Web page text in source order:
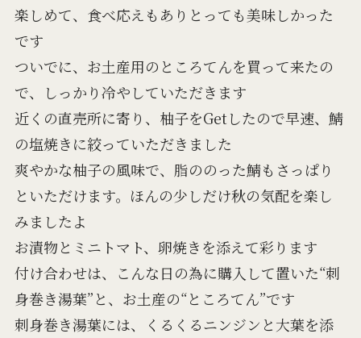
楽しめて、食べ応えもありとっても美味しかった
です
ついでに、お土産用のところてんを買って来たの
で、しっかり冷やしていただきます
近くの直売所に寄り、柚子をGetしたので早速、鯖
の塩焼きに絞っていただきました
爽やかな柚子の風味で、脂ののった鯖もさっぱり
といただけます。ほんの少しだけ秋の気配を楽し
みましたよ
お漬物とミニトマト、卵焼きを添えて彩ります
付け合わせは、こんな日の為に購入して置いた“刺
身巻き湯葉”と、お土産の“ところてん”です
刺身巻き湯葉には、くるくるニンジンと大葉を添